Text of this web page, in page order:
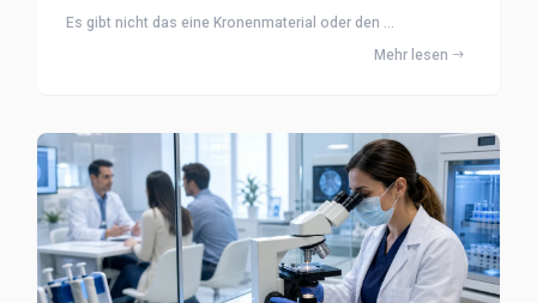
Es gibt nicht das eine Kronenmaterial oder den ...
Mehr lesen